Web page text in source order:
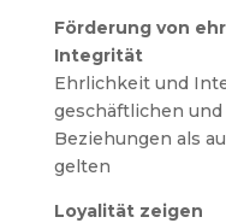
Förderung von
Integrität
Ehrlichkeit und
geschäftlichen
Beziehungen als
gelten
Loyalität zeigen